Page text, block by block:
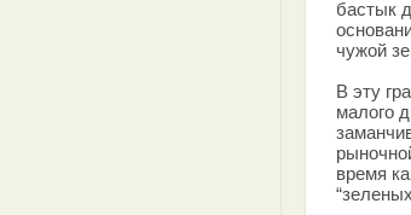
бастык
чужой
В эту
малого
время